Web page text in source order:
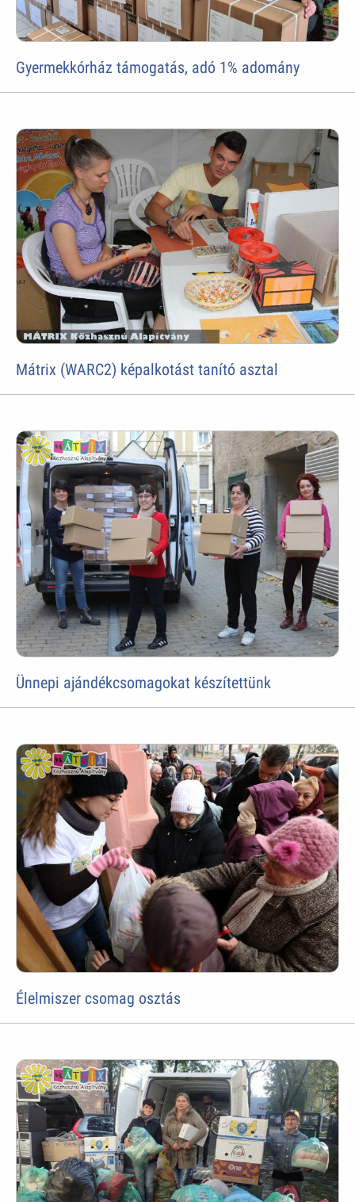
Gyermekkórház támogatás, adó 1% adomány
Mátrix (WARC2) képalkotást tanító asztal
Ünnepi ajándékcsomagokat készítettünk
Élelmiszer csomag osztás